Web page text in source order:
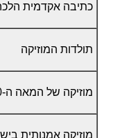
כתיבה אקדמית
תולדות המוזיקה
מוזיקה של המאה ה-20
מוזיקה אמנותית